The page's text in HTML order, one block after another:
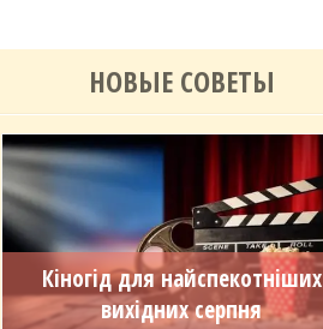
НОВЫЕ СОВЕТЫ
Кіногід для найспекотніших
вихідних серпня